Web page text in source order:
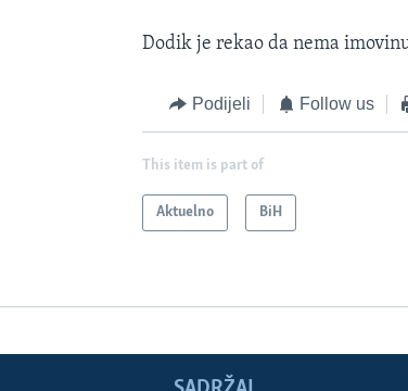
Dodik je rekao da nema
Podijeli Follow us
This item is part of
Aktuelno BiH